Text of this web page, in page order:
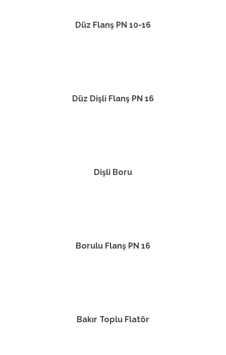
Düz Flanş PN 10-16
Düz Dişli Flanş PN 16
Dişli Boru
Borulu Flanş PN 16
Bakır Toplu Flatör